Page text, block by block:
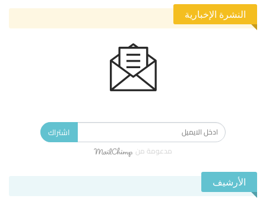
النشرة الإخبارية
اشتراك
مدعومة من
الأرشيف